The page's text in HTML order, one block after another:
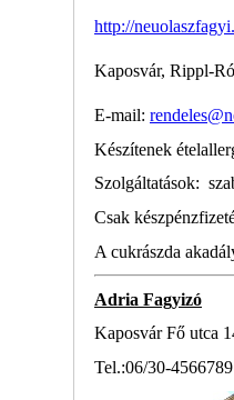
http://
Kaposvár, Rippl-
E-mail:
Készítenek
Szolgáltatások:
Csak
A cukrászda
Adria Fagyizó
Kaposvár Fő utca
Tel.:06/30-4566789